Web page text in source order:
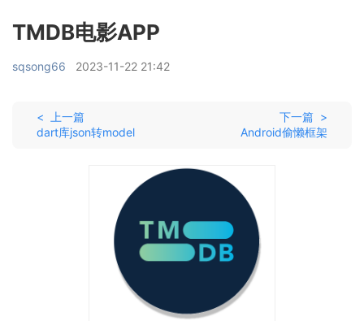
TMDB电影APP
sqsong66 2023-11-22 21:42
< 上一篇
dart库json转model
下一篇 >
Android偷懒框架